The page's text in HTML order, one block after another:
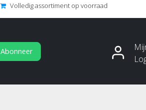
Volledig assortiment op voorraad
Abonneer